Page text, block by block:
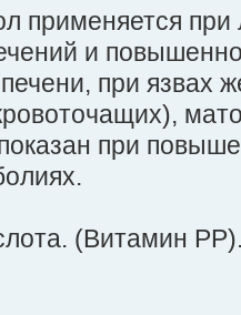
применяется
и
при язвах
при
(Витамин